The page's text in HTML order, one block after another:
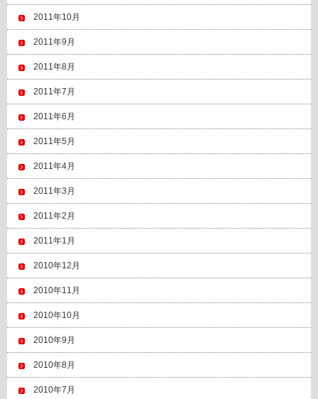
2011年10月
2011年9月
2011年8月
2011年7月
2011年6月
2011年5月
2011年4月
2011年3月
2011年2月
2011年1月
2010年12月
2010年11月
2010年10月
2010年9月
2010年8月
2010年7月